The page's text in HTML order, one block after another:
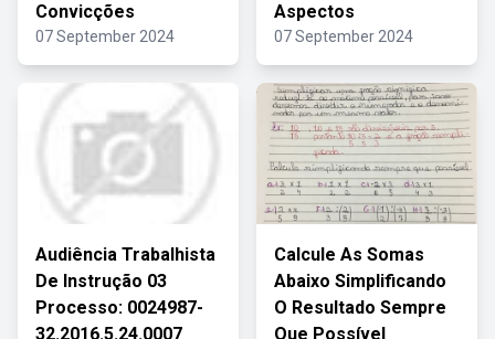
Convicções
07 September 2024
Aspectos
07 September 2024
Audiência Trabalhista
De Instrução 03
Processo: 0024987-
32.2016.5.24.0007
Calcule As Somas
Abaixo Simplificando
O Resultado Sempre
Que Possível